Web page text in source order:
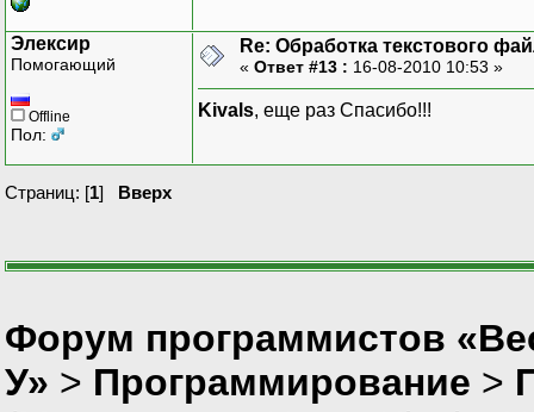
Элексир
Помогающий
Offline
Пол:
Re: Обработка текстового
« Ответ #13 : 16-08-2010 10:53 »
Kivals, еще раз Спасибо!!!
Страниц: [1] Вверх
Форум программистов
У» > Программирование >